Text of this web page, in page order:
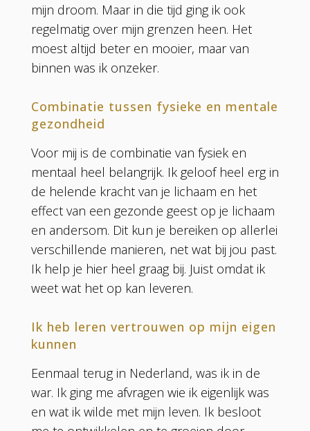
mijn droom. Maar in die tijd ging ik ook
regelmatig over mijn grenzen heen. Het
moest altijd beter en mooier, maar van
binnen was ik onzeker.
Combinatie tussen fysieke en mentale
gezondheid
Voor mij is de combinatie van fysiek en
mentaal heel belangrijk. Ik geloof heel erg in
de helende kracht van je lichaam en het
effect van een gezonde geest op je lichaam
en andersom. Dit kun je bereiken op allerlei
verschillende manieren, net wat bij jou past.
Ik help je hier heel graag bij. Juist omdat ik
weet wat het op kan leveren.
Ik heb leren vertrouwen op mijn eigen
kunnen
Eenmaal terug in Nederland, was ik in de
war. Ik ging me afvragen wie ik eigenlijk was
en wat ik wilde met mijn leven. Ik besloot